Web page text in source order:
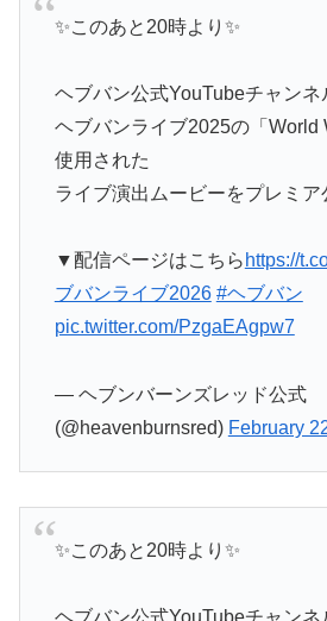
✨️このあと20時より✨️
ヘブバン公式YouTubeチャンネ
ヘブバンライブ2025の「World
使用された
ライブ演出ムービーをプレミア
▼配信ページはこちら https://
ブバンライブ2026 #ヘブバン
pic.twitter.com/PzgaEAgpw7
— ヘブンバーンズレッド公式
(@heavenburnsred) February
✨️このあと20時より✨️